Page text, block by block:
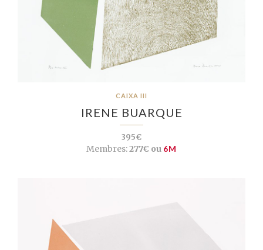
CAIXA III
IRENE BUARQUE
395€
Membres:277€ ou 6M